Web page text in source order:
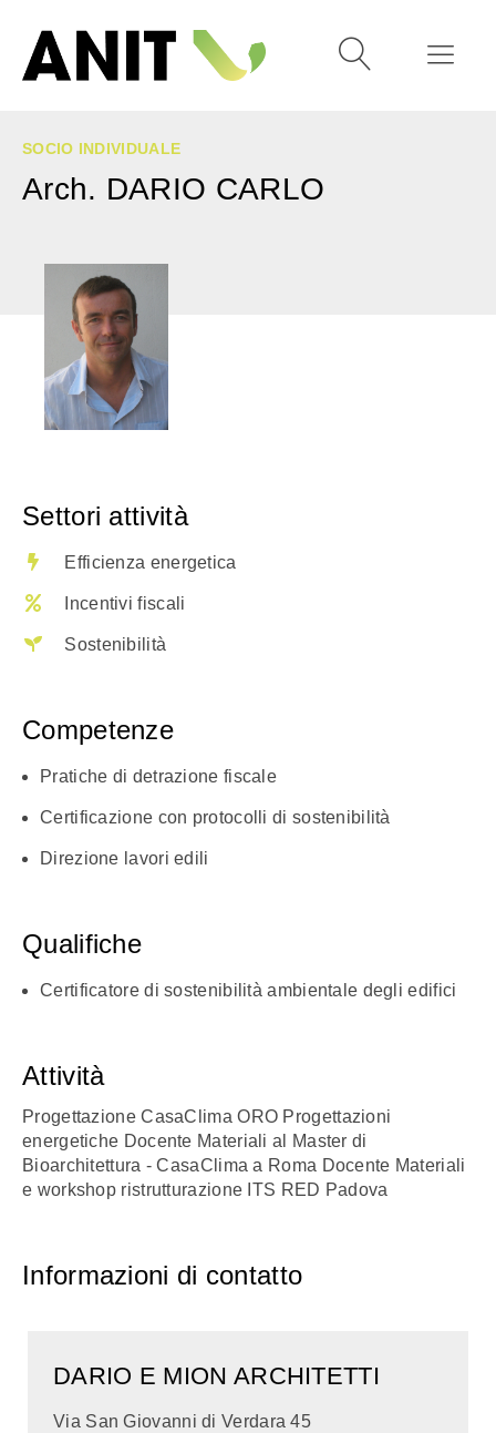
SOCIO INDIVIDUALE
Arch. DARIO CARLO
Settori attività
Efficienza energetica
Incentivi fiscali
Sostenibilità
Competenze
Pratiche di detrazione fiscale
Certificazione con protocolli di sostenibilità
Direzione lavori edili
Qualifiche
Certificatore di sostenibilità ambientale degli edifici
Attività
Progettazione CasaClima ORO Progettazioni
energetiche Docente Materiali al Master di
Bioarchitettura - CasaClima a Roma Docente Materiali
e workshop ristrutturazione ITS RED Padova
Informazioni di contatto
DARIO E MION ARCHITETTI
Via San Giovanni di Verdara 45